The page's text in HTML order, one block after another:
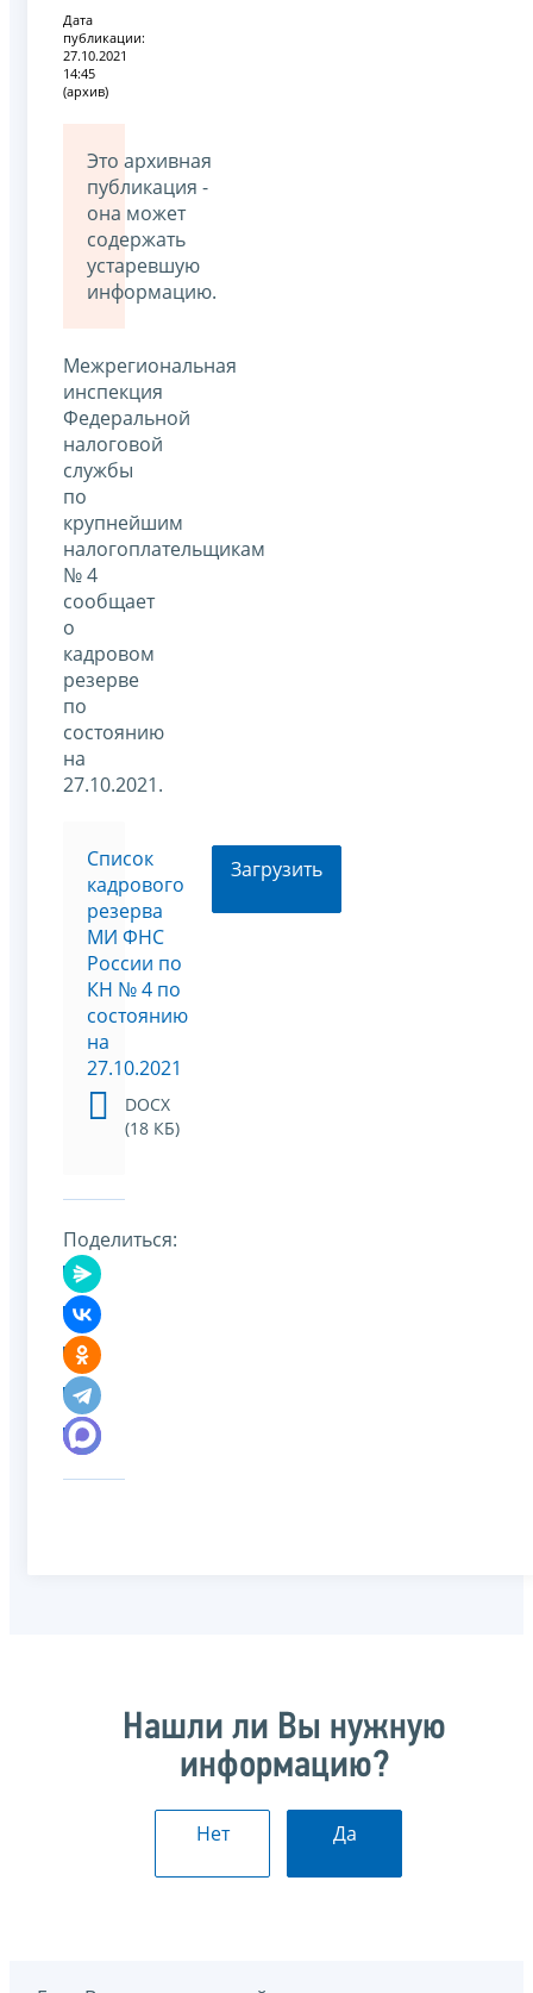
Дата
публикации:
27.10.2021
14:45
(архив)
Это архивная
публикация -
она может
содержать
устаревшую
информацию.
Межрегиональная
инспекция
Федеральной
налоговой
службы
по
крупнейшим
налогоплательщикам
№ 4
сообщает
о
кадровом
резерве
по
состоянию
на
27.10.2021.
Список
кадрового
резерва
МИ ФНС
России по
КН № 4 по
состоянию
на
27.10.2021
DOCX
(18 КБ)
Загрузить
Поделиться:
Нашли ли Вы нужную
информацию?
Нет Да